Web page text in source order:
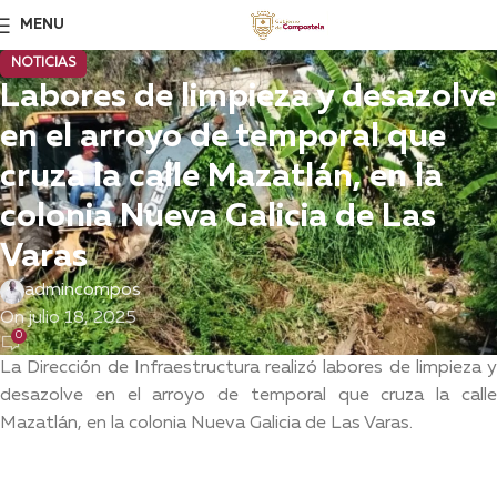
MENU
NOTICIAS
Labores de limpieza y desazolve
en el arroyo de temporal que
cruza la calle Mazatlán, en la
colonia Nueva Galicia de Las
Varas
admincompos
On julio 18, 2025
0
La Dirección de Infraestructura realizó labores de limpieza y
desazolve en el arroyo de temporal que cruza la calle
Mazatlán, en la colonia Nueva Galicia de Las Varas.